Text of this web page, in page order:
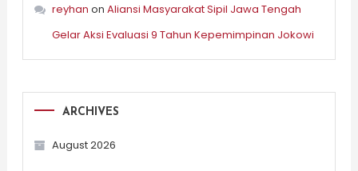
reyhan on Aliansi Masyarakat Sipil Jawa Tengah
Gelar Aksi Evaluasi 9 Tahun Kepemimpinan Jokowi
ARCHIVES
August 2026